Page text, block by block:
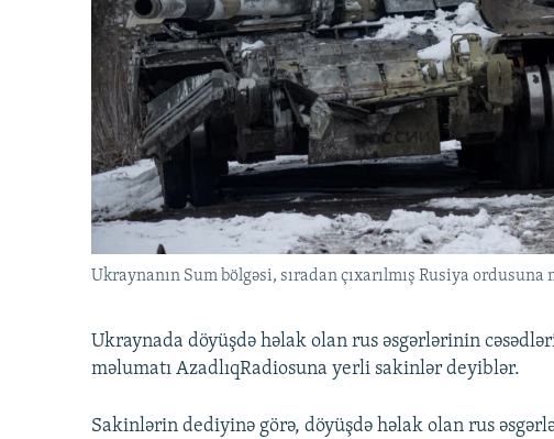
KARIKATURA
İSLAM VƏ DEMOKRATIYA
İZ - MƏDƏNIYYƏT PROQRAMI
PEŞƏ ETIKASI VƏ JURNALISTIKA
STANDARTLARIMIZ
MATERIALLARIMIZDAN ISTIFADƏ
AZADLIQRADIOSU MOBIL TELEFONUNUZDA
BIZIMLƏ ƏLAQƏ
XƏBƏR BÜLLETENLƏRIMIZ
Ukraynanın Sum bölgəsi, sıradan çıxarılmış Rusiya
Ukraynada döyüşdə həlak olan rus əsgərlərinin
məlumatı AzadlıqRadiosuna yerli sakinlər deyiblər.
Sakinlərin dediyinə görə, döyüşdə həlak olan rus